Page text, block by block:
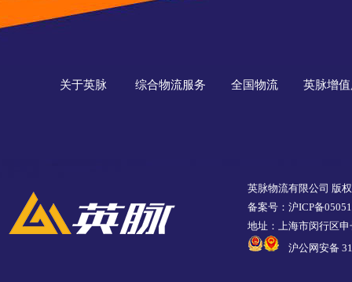
关于英脉 综合物流服务 全国物流 英脉增
英脉物流有限公司 版
备案号：沪ICP备
地址：上海市闵行区
沪公网安备